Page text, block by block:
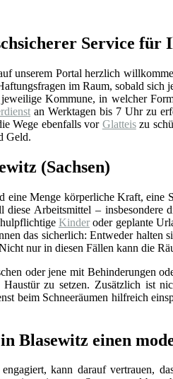
Service
unserem Portal herzlich
im Raum, sobald
jeweilige Kommune, in welcher
an Werktagen bis 7 Uhr zu
Wege ebenfalls vor Glatteiszu
Geld.
(Sachsen)
eine Menge körperliche Kraft, eine
diese Arbeitsmittel –
Kinderoder geplante
das sicherlich: Entweder halten
nur in diesen Fällen kann die
oder jene mit Behinderungen
zu setzen. Zusätzlich ist
beim Schneeräumen hilfreich
Blasewitz einen
kann darauf vertrauen,